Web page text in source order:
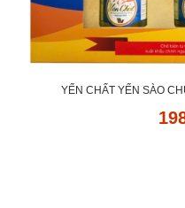
YẾN CHẤT YẾN SÀO